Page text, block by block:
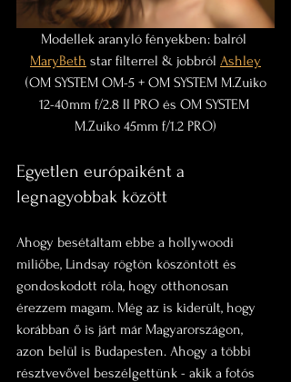
Modellek aranyló fényekben: balról
MaryBeth star filterrel & jobbról Ashley
12-40mm f/2.8 II PRO és OM SYSTEM
M.Zuiko 45mm f/1.2 PRO)
Egyetlen európaiként a
legnagyobbak között
Ahogy besétáltam ebbe a hollywoodi
miliőbe, Lindsay rögtön köszöntött és
gondoskodott róla, hogy otthonosan
érezzem magam. Még az is kiderült, hogy
korábban ő is járt már Magyarországon,
azon belül is Budapesten. Ahogy a többi
résztvevővel beszélgettünk - akik a fotós